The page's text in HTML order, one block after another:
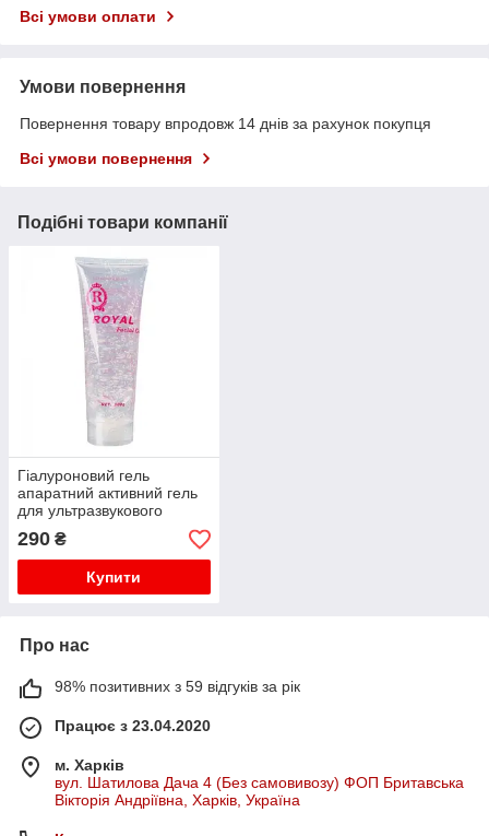
Всі умови оплати
Умови повернення
Повернення товару впродовж 14 днів за рахунок покупця
Всі умови повернення
Подібні товари компанії
Гіалуроновий гель
апаратний активний гель
для ультразвукового
Facial Gel 300 г
290 ₴
Купити
Про нас
98% позитивних з 59 відгуків за рік
Працює з 23.04.2020
м. Харків
вул. Шатилова Дача 4 (Без самовивозу) ФОП Бритавська
Вікторія Андріївна, Харків, Україна